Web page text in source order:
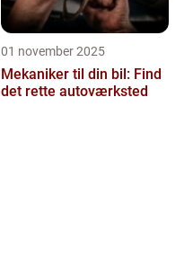
01 november 2025
Mekaniker til din bil: Find
det rette autoværksted